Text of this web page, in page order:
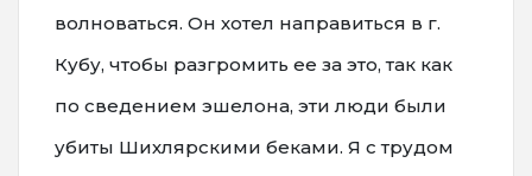
волноваться. Он хотел направиться в г.
Кубу, чтобы разгромить ее за это, так как
по сведением эшелона, эти люди были
убиты Шихлярскими беками. Я с трудом